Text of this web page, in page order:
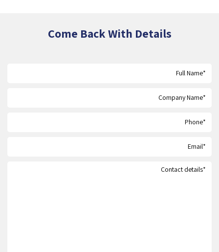
Come Back With Details